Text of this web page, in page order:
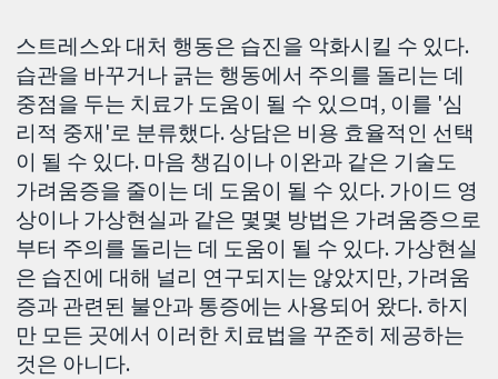
스트레스와 대처 행동은 습진을 악화시킬 수 있다.
습관을 바꾸거나 긁는 행동에서 주의를 돌리는 데
중점을 두는 치료가 도움이 될 수 있으며, 이를 '심
리적 중재'로 분류했다. 상담은 비용 효율적인 선택
이 될 수 있다. 마음 챙김이나 이완과 같은 기술도
가려움증을 줄이는 데 도움이 될 수 있다. 가이드 영
상이나 가상현실과 같은 몇몇 방법은 가려움증으로
부터 주의를 돌리는 데 도움이 될 수 있다. 가상현실
은 습진에 대해 널리 연구되지는 않았지만, 가려움
증과 관련된 불안과 통증에는 사용되어 왔다. 하지
만 모든 곳에서 이러한 치료법을 꾸준히 제공하는
것은 아니다.